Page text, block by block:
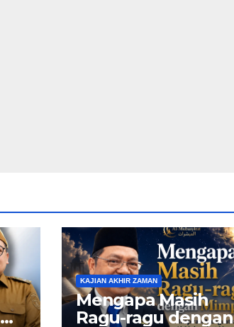
KAJIAN AKHIR ZAMAN
Mengapa Masih
Ragu-ragu dengan